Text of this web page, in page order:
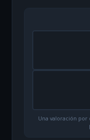
Una valoración por